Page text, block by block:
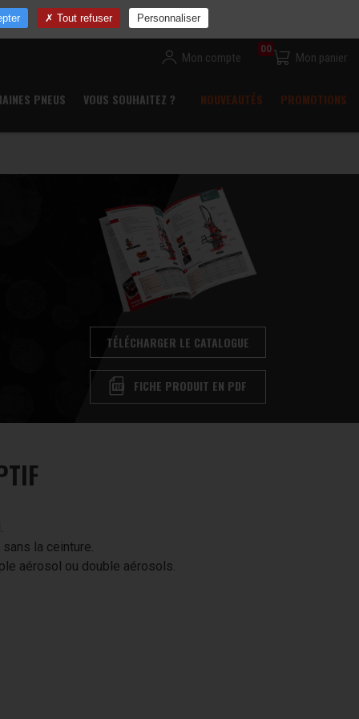
Devenir revendeur Commande rapide
Mon compte Mon panier
00
PNEUS VOUS SOUHAITEZ ? NOUVEAUTÉS PROMOTIONS
TÉLÉCHARGER LE CATALOGUE
FICHE PRODUIT EN PDF
la ceinture.
aérosol ou double aérosols.
Tout refuser Personnaliser